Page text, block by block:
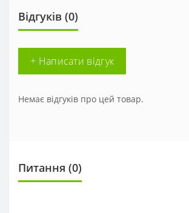
Відгуків (0)
+ Написати відгук
Немає відгуків про цей товар.
Питання (0)